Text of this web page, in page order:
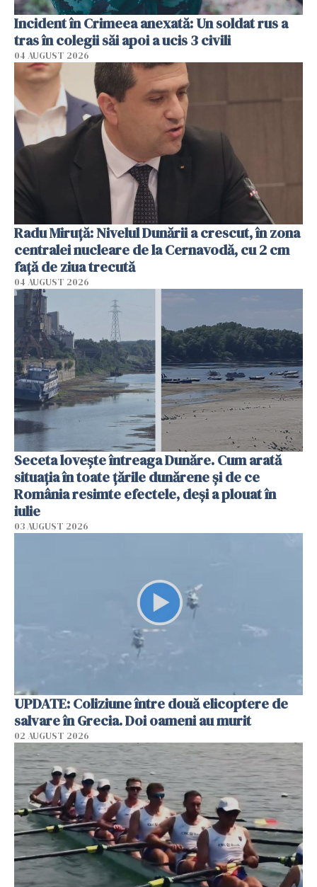
Incident în Crimeea anexată: Un soldat rus a
tras în colegii săi apoi a ucis 3 civili
04 AUGUST 2026
Radu Miruţă: Nivelul Dunării a crescut, în zona
centralei nucleare de la Cernavodă, cu 2 cm
faţă de ziua trecută
04 AUGUST 2026
Seceta lovește întreaga Dunăre. Cum arată
situația în toate țările dunărene și de ce
România resimte efectele, deși a plouat în
iulie
03 AUGUST 2026
UPDATE: Coliziune între două elicoptere de
salvare în Grecia. Doi oameni au murit
02 AUGUST 2026